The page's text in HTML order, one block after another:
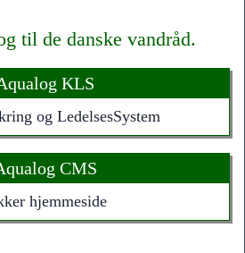
til de danske vandråd.
KLS
og LedelsesSystem
CMS
hjemmeside